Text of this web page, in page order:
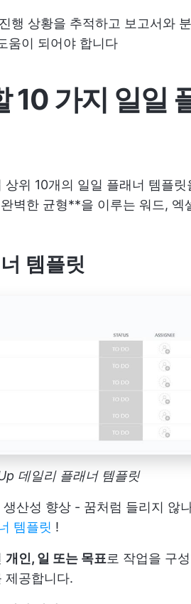
행 상황을 추적하고 보고서와
움이 되어야 합니다
10 가지 일일
위 10개의 일일 플래너 템플
벽한 균형**을 이루는 워드, 엑
템플릿
데일리 플래너 템플릿
산성 향상 - 꿈처럼 들리지 않
템플릿 !
개인, 일 또는 목표로 작업을 구
제공합니다.